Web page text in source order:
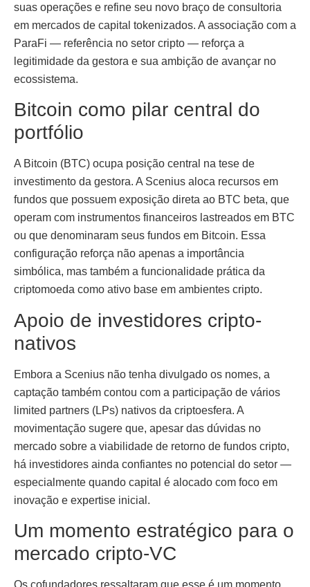
suas operações e refine seu novo braço de consultoria
em mercados de capital tokenizados. A associação com a
ParaFi — referência no setor cripto — reforça a
legitimidade da gestora e sua ambição de avançar no
ecossistema.
Bitcoin como pilar central do
portfólio
A Bitcoin (BTC) ocupa posição central na tese de
investimento da gestora. A Scenius aloca recursos em
fundos que possuem exposição direta ao BTC beta, que
operam com instrumentos financeiros lastreados em BTC
ou que denominaram seus fundos em Bitcoin. Essa
configuração reforça não apenas a importância
simbólica, mas também a funcionalidade prática da
criptomoeda como ativo base em ambientes cripto.
Apoio de investidores cripto-
nativos
Embora a Scenius não tenha divulgado os nomes, a
captação também contou com a participação de vários
limited partners (LPs) nativos da criptoesfera. A
movimentação sugere que, apesar das dúvidas no
mercado sobre a viabilidade de retorno de fundos cripto,
há investidores ainda confiantes no potencial do setor —
especialmente quando capital é alocado com foco em
inovação e expertise inicial.
Um momento estratégico para o
mercado cripto-VC
Os cofundadores ressaltaram que esse é um momento